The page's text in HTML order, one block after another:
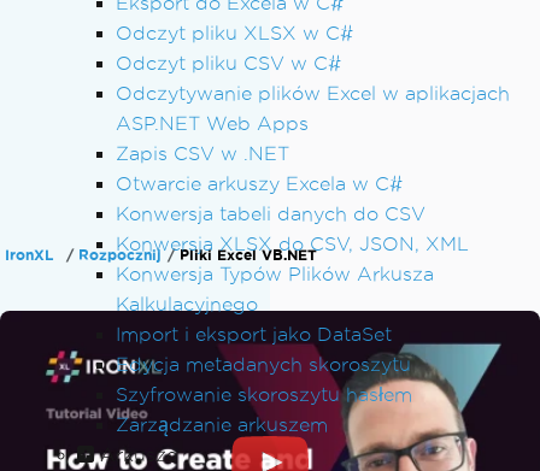
Odczyt pliku XLSX w C#
Odczyt pliku CSV w C#
Odczytywanie plików Excel w aplikacjach
ASP.NET Web Apps
Zapis CSV w .NET
Otwarcie arkuszy Excela w C#
Konwersja tabeli danych do CSV
Konwersja XLSX do CSV, JSON, XML
Konwersja Typów Plików Arkusza
Kalkulacyjnego
Import i eksport jako DataSet
Edycja metadanych skoroszytu
Szyfrowanie skoroszytu hasłem
Zarządzanie arkuszem
Arkusze
IronXL Rozpocznij Pliki Excel VB.NET